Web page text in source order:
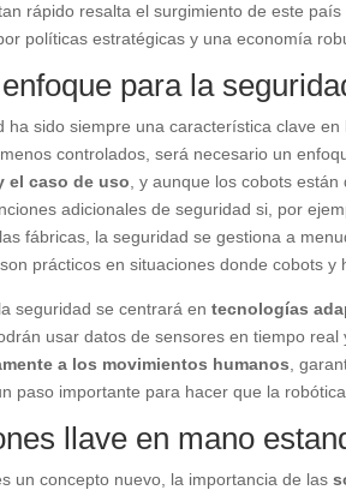
rápido resalta el surgimiento de este
políticas estratégicas y una economía
para la
ha sido siempre una característica clave
controlados, será necesario un
el caso de uso , y aunque los cobots
adicionales de seguridad si, por
fábricas, la seguridad se gestiona a
prácticos en situaciones donde cobots
seguridad se centrará entecnologías
usar datos de sensores en tiempo
a los movimientos humanos ,
paso importante para hacer que la
llave en mano
un concepto nuevo, la importancia de las